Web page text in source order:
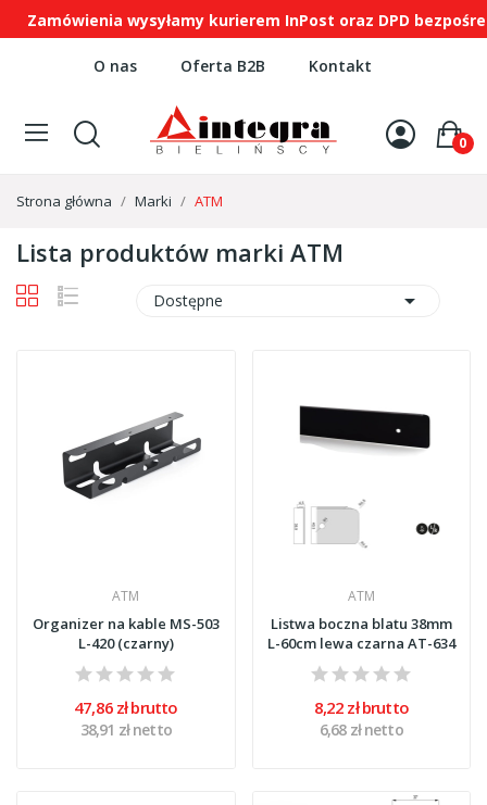
Zamówienia wysyłamy kurierem InPost oraz DPD
O nas Oferta B2B Kontakt
0
Strona główna Marki ATM
Lista produktów marki ATM
Dostępne 
ATM
Organizer na kable MS-503
L-420 (czarny)
47,86 zł brutto
38,91 zł netto
ATM
Listwa boczna blatu 38mm
L-60cm lewa czarna AT-634
8,22 zł brutto
6,68 zł netto